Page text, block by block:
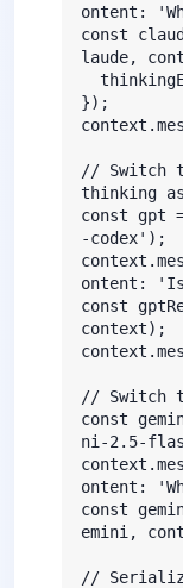
ontent:
const
laude,
});
// Switch
thinking
const gpt
-codex');
ontent:
const
context);
// Switch
const
ni-2.5-
ontent:
const
emini,
//